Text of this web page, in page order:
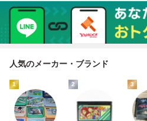
人気のメーカー・ブランド
1 2 3